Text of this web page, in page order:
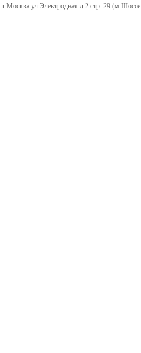
г.Москва ул.Электродная д.2 стр. 29